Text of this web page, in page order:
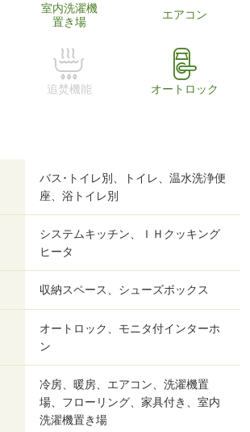
室内洗濯機
置き場
エアコン
追焚機能 オートロック
バス･トイレ別、トイレ、温水洗浄便
座、浴トイレ別
システムキッチン、ＩＨクッキング
ヒータ
収納スペース、シューズボックス
オートロック、モニタ付インターホ
ン
冷房、暖房、エアコン、洗濯機置
場、フローリング、家具付き、室内
洗濯機置き場